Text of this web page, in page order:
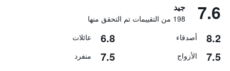
7.6 جيد
198 من التقييمات تم التحقق منها
8.2 أصدقاء 6.8 عائلات
7.5 الأزواج 7.5 منفرد